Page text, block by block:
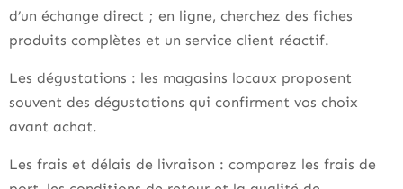
d’un échange direct ; en ligne, cherchez des fiches
produits complètes et un service client réactif.
Les dégustations : les magasins locaux proposent
souvent des dégustations qui confirment vos choix
avant achat.
Les frais et délais de livraison : comparez les frais de